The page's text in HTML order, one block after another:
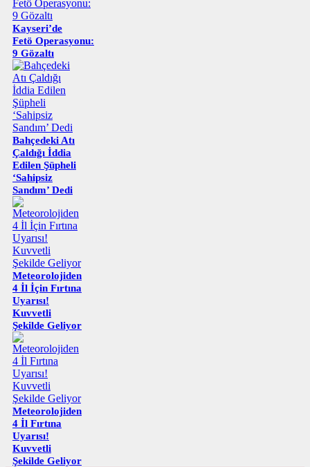
Kayseri’de
Fetö Operasyonu:
9 Gözaltı
Bahçedeki Atı
Çaldığı İddia
Edilen Şüpheli
‘Sahipsiz
Sandım’ Dedi
Meteorolojiden
4 İl İçin Fırtına
Uyarısı!
Kuvvetli
Şekilde Geliyor
Meteorolojiden
4 İl Fırtına
Uyarısı!
Kuvvetli
Şekilde Geliyor